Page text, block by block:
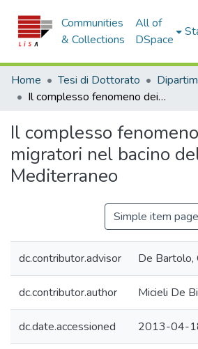
Communities
& Collections
All of
DSpace
Home Tesi di Dottorato
Il complesso fenomeno dei flussi migratori nel bacino del Mediterraneo
Il complesso
migratori nel bacino
Mediterraneo
Simple item page
dc.contributor.advisor De Bartolo,
dc.contributor.author Micieli De
dc.date.accessioned 2013-04-